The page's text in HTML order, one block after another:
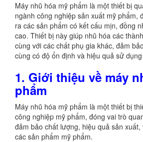
Máy nhũ hóa mỹ phẩm là một thiết bị
ngành công nghiệp sản xuất mỹ phẩm,
ra các sản phẩm có kết cấu mịn, đồng
cao. Thiết bị này giúp nhũ hóa các
cùng với các chất phụ gia khác, đảm
cùng có độ ổn định và hiệu quả sử
1. Giới thiệu về máy
phẩm
Máy nhũ hóa mỹ phẩm là một thiết bị
công nghiệp mỹ phẩm, đóng vai trò
đảm bảo chất lượng, hiệu quả sản
các sản phẩm mỹ phẩm.